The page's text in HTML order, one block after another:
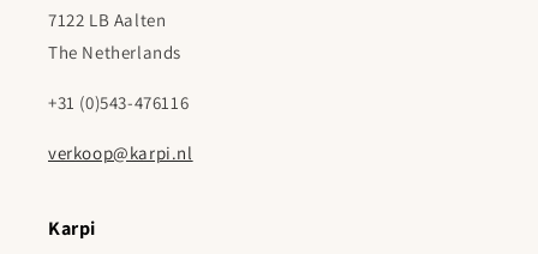
7122 LB Aalten
The Netherlands
+31 (0)543-476116
verkoop@karpi.nl
Karpi